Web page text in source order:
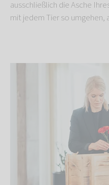
ausschließlich die Asche
mit jedem Tier so umgehen,